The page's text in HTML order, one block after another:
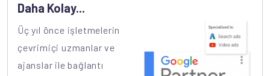
Daha Kolay...
Üç yıl önce işletmelerin
çevrimiçi uzmanlar ve
ajanslar ile bağlantı